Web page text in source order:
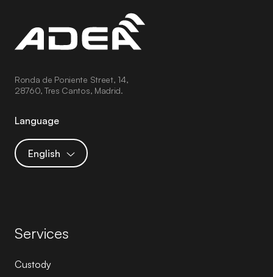
Ronda de Poniente Street, 14,
28760, Tres Cantos, Madrid.
Language
English
Services
Custody